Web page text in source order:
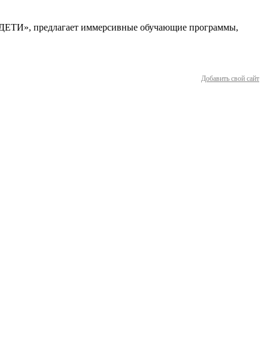
предлагает иммерсивные обучающие программы,
Добавить свой сайт